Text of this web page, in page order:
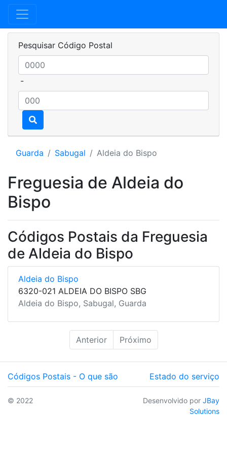
Pesquisar Código Postal
-
Guarda Sabugal Aldeia do Bispo
Freguesia de Aldeia do
Bispo
Códigos Postais da Freguesia
de Aldeia do Bispo
Aldeia do Bispo
6320-021 ALDEIA DO BISPO SBG
Aldeia do Bispo, Sabugal, Guarda
Anterior Próximo
Códigos Postais - O que são Estado do serviço
© 2022 Desenvolvido por JBay
Solutions